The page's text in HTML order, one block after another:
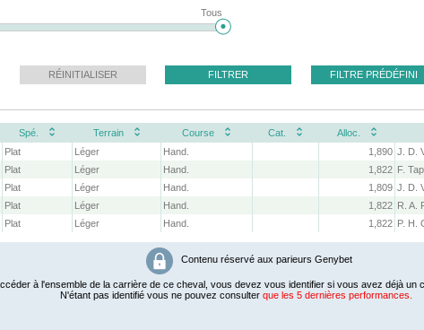
Tous
RÉINITIALISER FILTRER FILTRE PRÉDÉFINI
Spé. Terrain Course Cat. Alloc.
Plat Léger Hand. 1,890 J. D.
Plat Léger Hand. 1,822 F.
Plat Léger Hand. 1,809 J. D.
Plat Léger Hand. 1,822
Plat Léger Hand. 1,822
Contenu réservé aux parieurs Genybet
à l'ensemble de la carrière de ce cheval, vous devez vous identifier si vous avez déjà un
N'étant pas identifié vous ne pouvez consulter que les 5 dernières performances.